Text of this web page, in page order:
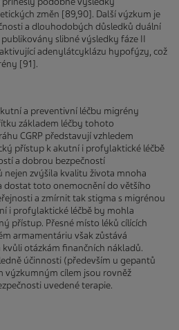
změn [89,90]. Další výzkum je
a dlouhodobých důsledků duální
publikovány slibné výsledky fáze II
adenylátcyklázu hypofýzy, což
[91].
a preventivní léčbu mi­gré­ny
základem léčby tohoto
CGRP představují vzhledem
přístup k akutní i profylaktické léčbě
a dobrou bezpečností
nejen zvýšila kvalitu života mnoha
dostat toto onemocnění do většího
a zmírnit tak stigma s migrénou
i profylaktické léčbě by mohla
přístup. Přesné místo léků cílících
armamentáriu však zůstává
otázkám finančních nákladů.
účinnosti (především u gepantů
výzkumným cílem jsou rovněž
uvedené terapie.